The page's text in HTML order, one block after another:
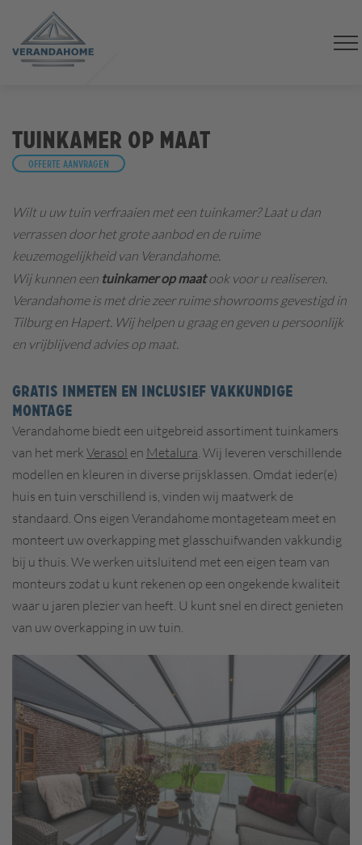
Tuinkamer op maat
Offerte aanvragen
Wilt u uw tuin verfraaien met een tuinkamer? Laat u dan
verrassen door het grote aanbod en de ruime
keuzemogelijkheid van Verandahome.
Wij kunnen een tuinkamer op maat ook voor u realiseren.
Verandahome is met drie zeer ruime showrooms gevestigd in
Tilburg en Hapert. Wij helpen u graag en geven u persoonlijk
en vrijblijvend advies op maat.
GRATIS INMETEN EN INCLUSIEF VAKKUNDIGE
MONTAGE
Verandahome biedt een uitgebreid assortiment tuinkamers
van het merk Verasol en Metalura. Wij leveren verschillende
modellen en kleuren in diverse prijsklassen. Omdat ieder(e)
huis en tuin verschillend is, vinden wij maatwerk de
standaard. Ons eigen Verandahome montageteam meet en
monteert uw overkapping met glasschuifwanden vakkundig
bij u thuis. We werken uitsluitend met een eigen team van
monteurs zodat u kunt rekenen op een ongekende kwaliteit
waar u jaren plezier van heeft. U kunt snel en direct genieten
van uw overkapping in uw tuin.